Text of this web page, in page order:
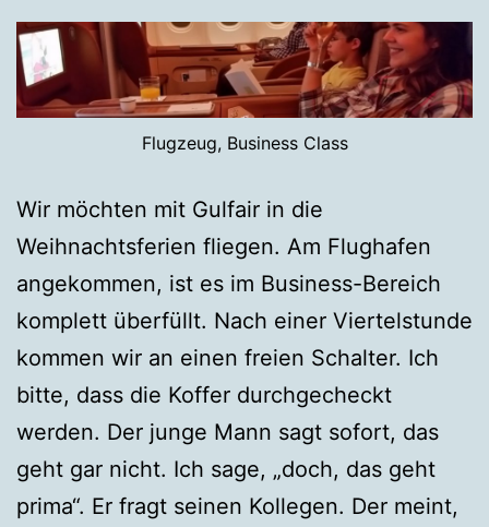
Flugzeug, Business Class
Wir möchten mit Gulfair in die
Weihnachtsferien fliegen. Am Flughafen
angekommen, ist es im Business-Bereich
komplett überfüllt. Nach einer Viertelstunde
kommen wir an einen freien Schalter. Ich
bitte, dass die Koffer durchgecheckt
werden. Der junge Mann sagt sofort, das
geht gar nicht. Ich sage, „doch, das geht
prima“. Er fragt seinen Kollegen. Der meint,